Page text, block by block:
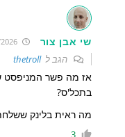
שי אבן צור 28/05/2026 17:08:28
הגב לthetroll
אז מה פשר המניפסט
בתכל'ס?
מה ראית בלינק
3